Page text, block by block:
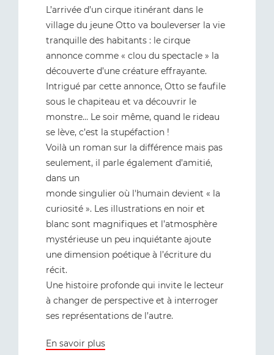
L’arrivée d’un cirque itinérant dans le
village du jeune Otto va bouleverser la vie
tranquille des habitants : le cirque
annonce comme « clou du spectacle » la
découverte d’une créature effrayante.
Intrigué par cette annonce, Otto se faufile
sous le chapiteau et va découvrir le
monstre… Le soir même, quand le rideau
se lève, c’est la stupéfaction !
Voilà un roman sur la différence mais pas
seulement, il parle également d’amitié,
dans un
monde singulier où l'humain devient « la
curiosité ». Les illustrations en noir et
blanc sont magnifiques et l’atmosphère
mystérieuse un peu inquiétante ajoute
une dimension poétique à l’écriture du
récit.
Une histoire profonde qui invite le lecteur
à changer de perspective et à interroger
ses représentations de l’autre.
En savoir plus